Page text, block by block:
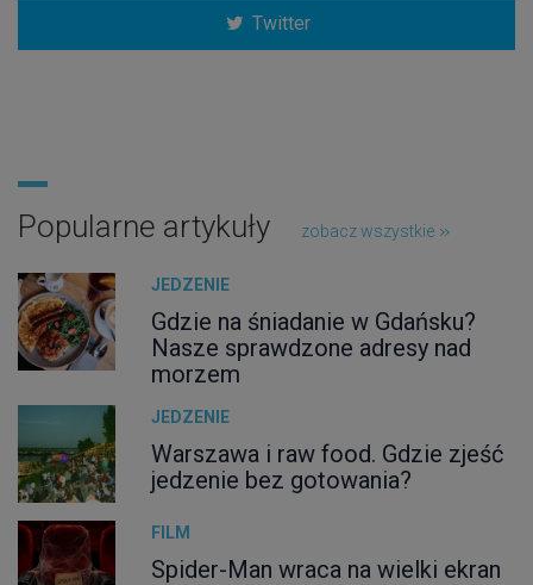
Twitter
Popularne artykuły zobacz wszystkie
JEDZENIE
Gdzie na śniadanie w Gdańsku?
Nasze sprawdzone adresy nad
morzem
JEDZENIE
Warszawa i raw food. Gdzie zjeść
jedzenie bez gotowania?
FILM
Spider-Man wraca na wielki ekran